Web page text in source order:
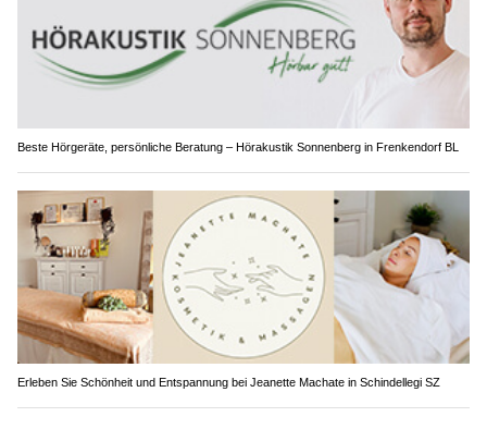
Beste Hörgeräte, persönliche Beratung – Hörakustik Sonnenberg in Frenkendorf BL
Erleben Sie Schönheit und Entspannung bei Jeanette Machate in Schindellegi SZ